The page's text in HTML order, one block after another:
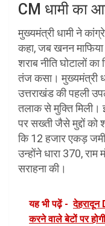
CM धामी का
मुख्यमंत्री धामी ने
कहा, जब खनन माफिया
शराब नीति घोटालों
तंज कसा। मुख्यमंत्री
उत्तराखंड की पहली
तलाक से मुक्ति मिली।
पर सख्ती जैसे मुद्दों को
कि 12 हजार एकड़
उन्होंने धारा 370,
सराहना की।
यह भी पढ़ें - देहरादून
करने वाले बेटों पर